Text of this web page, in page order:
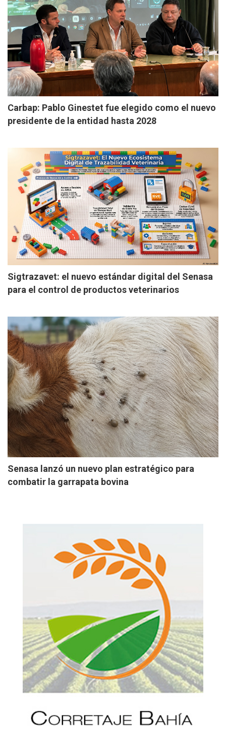
Carbap: Pablo Ginestet fue elegido como el nuevo
presidente de la entidad hasta 2028
Sigtrazavet: el nuevo estándar digital del Senasa
para el control de productos veterinarios
Senasa lanzó un nuevo plan estratégico para
combatir la garrapata bovina